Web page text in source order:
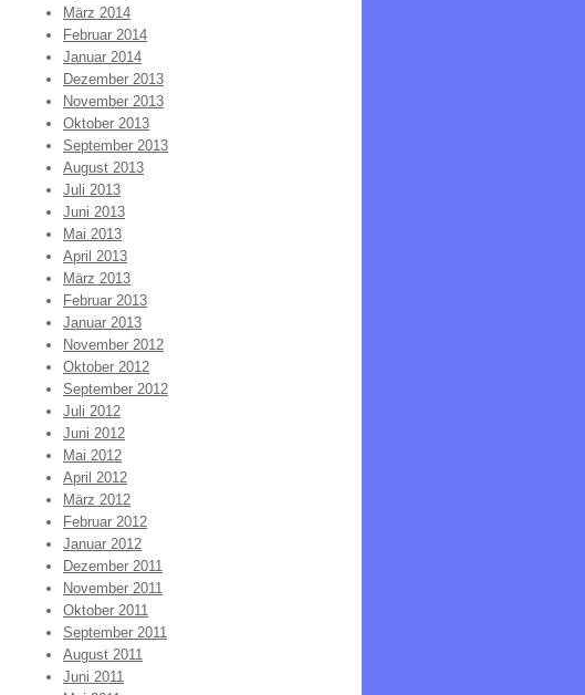
März 2014
Februar 2014
Januar 2014
Dezember 2013
November 2013
Oktober 2013
September 2013
August 2013
Juli 2013
Juni 2013
Mai 2013
April 2013
März 2013
Februar 2013
Januar 2013
November 2012
Oktober 2012
September 2012
Juli 2012
Juni 2012
Mai 2012
April 2012
März 2012
Februar 2012
Januar 2012
Dezember 2011
November 2011
Oktober 2011
September 2011
August 2011
Juni 2011